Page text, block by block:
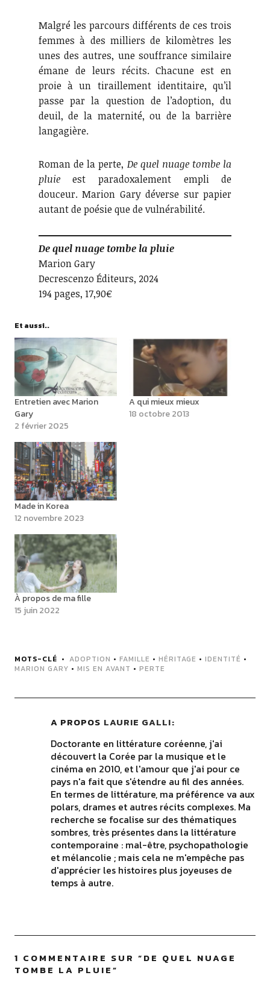
Malgré les parcours différents de ces trois
femmes à des milliers de kilomètres les
unes des autres, une souffrance similaire
émane de leurs récits. Chacune est en
proie à un tiraillement identitaire, qu’il
passe par la question de l’adoption, du
deuil, de la maternité, ou de la barrière
langagière.
Roman de la perte, De quel nuage tombe la
pluieest paradoxalement empli de
douceur. Marion Gary déverse sur papier
autant de poésie que de vulnérabilité.
De quel nuage tombe la pluie
Marion Gary
Decrescenzo Éditeurs, 2024
194 pages, 17,90€
Et aussi..
Entretien avec Marion
Gary
2 février 2025
A qui mieux mieux
18 octobre 2013
Made in Korea
12 novembre 2023
À propos de ma fille
15 juin 2022
MOTS-CLÉ ADOPTION • FAMILLE • HÉRITAGE • IDENTITÉ •
MARION GARY • MIS EN AVANT • PERTE
A PROPOS LAURIE GALLI
Doctorante en littérature coréenne, j'ai
découvert la Corée par la musique et le
cinéma en 2010, et l'amour que j'ai pour ce
pays n'a fait que s'étendre au fil des années.
En termes de littérature, ma préférence va aux
polars, drames et autres récits complexes. Ma
recherche se focalise sur des thématiques
sombres, très présentes dans la littérature
contemporaine : mal-être, psychopathologie
et mélancolie ; mais cela ne m'empêche pas
d'apprécier les histoires plus joyeuses de
temps à autre.
1 COMMENTAIRE SUR “DE QUEL NUAGE
TOMBE LA PLUIE”